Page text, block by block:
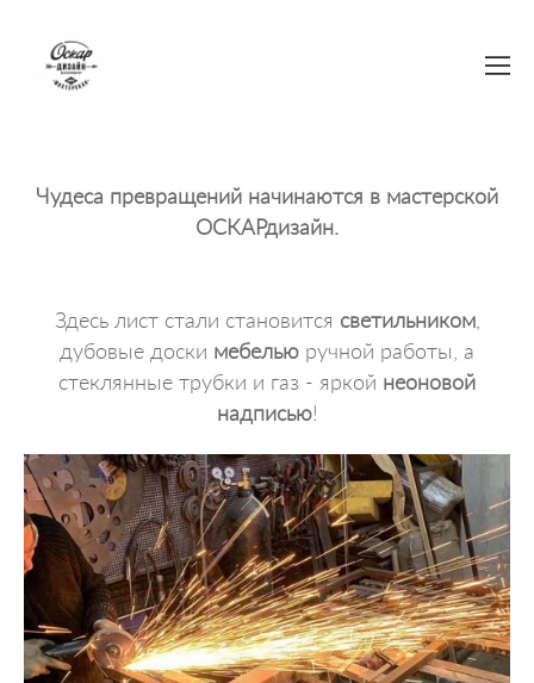
Чудеса превращений начинаются в мастерской
ОСКАРдизайн.
Здесь лист стали становится светильником,
дубовые доски мебелью ручной работы, а
стеклянные трубки и газ - яркой неоновой
надписью!